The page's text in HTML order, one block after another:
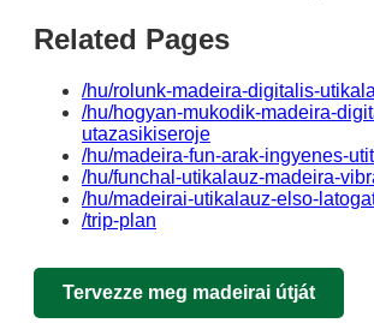
Related Pages
/hu/rolunk-madeira-digitalis-
/hu/hogyan-mukodik-madeira-
utazasikiseroje
/hu/madeira-fun-arak-ingyenes-
/hu/funchal-utikalauz-madeira-
/hu/madeirai-utikalauz-elso-
/trip-plan
Tervezze meg madeirai útját